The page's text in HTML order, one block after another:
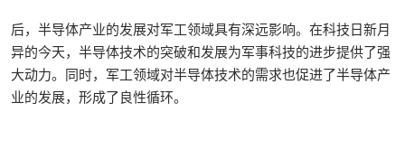
后，半导体产业的发展对军工领域具有深远影响。在科技日新月
异的今天，半导体技术的突破和发展为军事科技的进步提供了强
大动力。同时，军工领域对半导体技术的需求也促进了半导体产
业的发展，形成了良性循环。